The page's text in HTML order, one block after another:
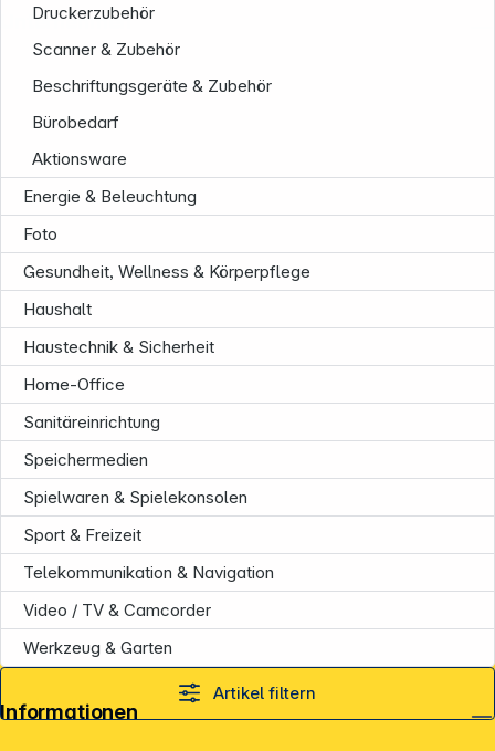
Druckerzubehör
Scanner & Zubehör
Beschriftungsgeräte & Zubehör
Bürobedarf
Aktionsware
Energie & Beleuchtung
Foto
Gesundheit, Wellness & Körperpflege
Haushalt
Haustechnik & Sicherheit
Home-Office
Sanitäreinrichtung
Speichermedien
Spielwaren & Spielekonsolen
Sport & Freizeit
Telekommunikation & Navigation
Video / TV & Camcorder
Werkzeug & Garten
Artikel filtern
Unternehmen
Informationen